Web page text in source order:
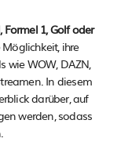
1, Golf oder
ihre
wie WOW, DAZN,
In diesem
darüber, auf
werden, sodass